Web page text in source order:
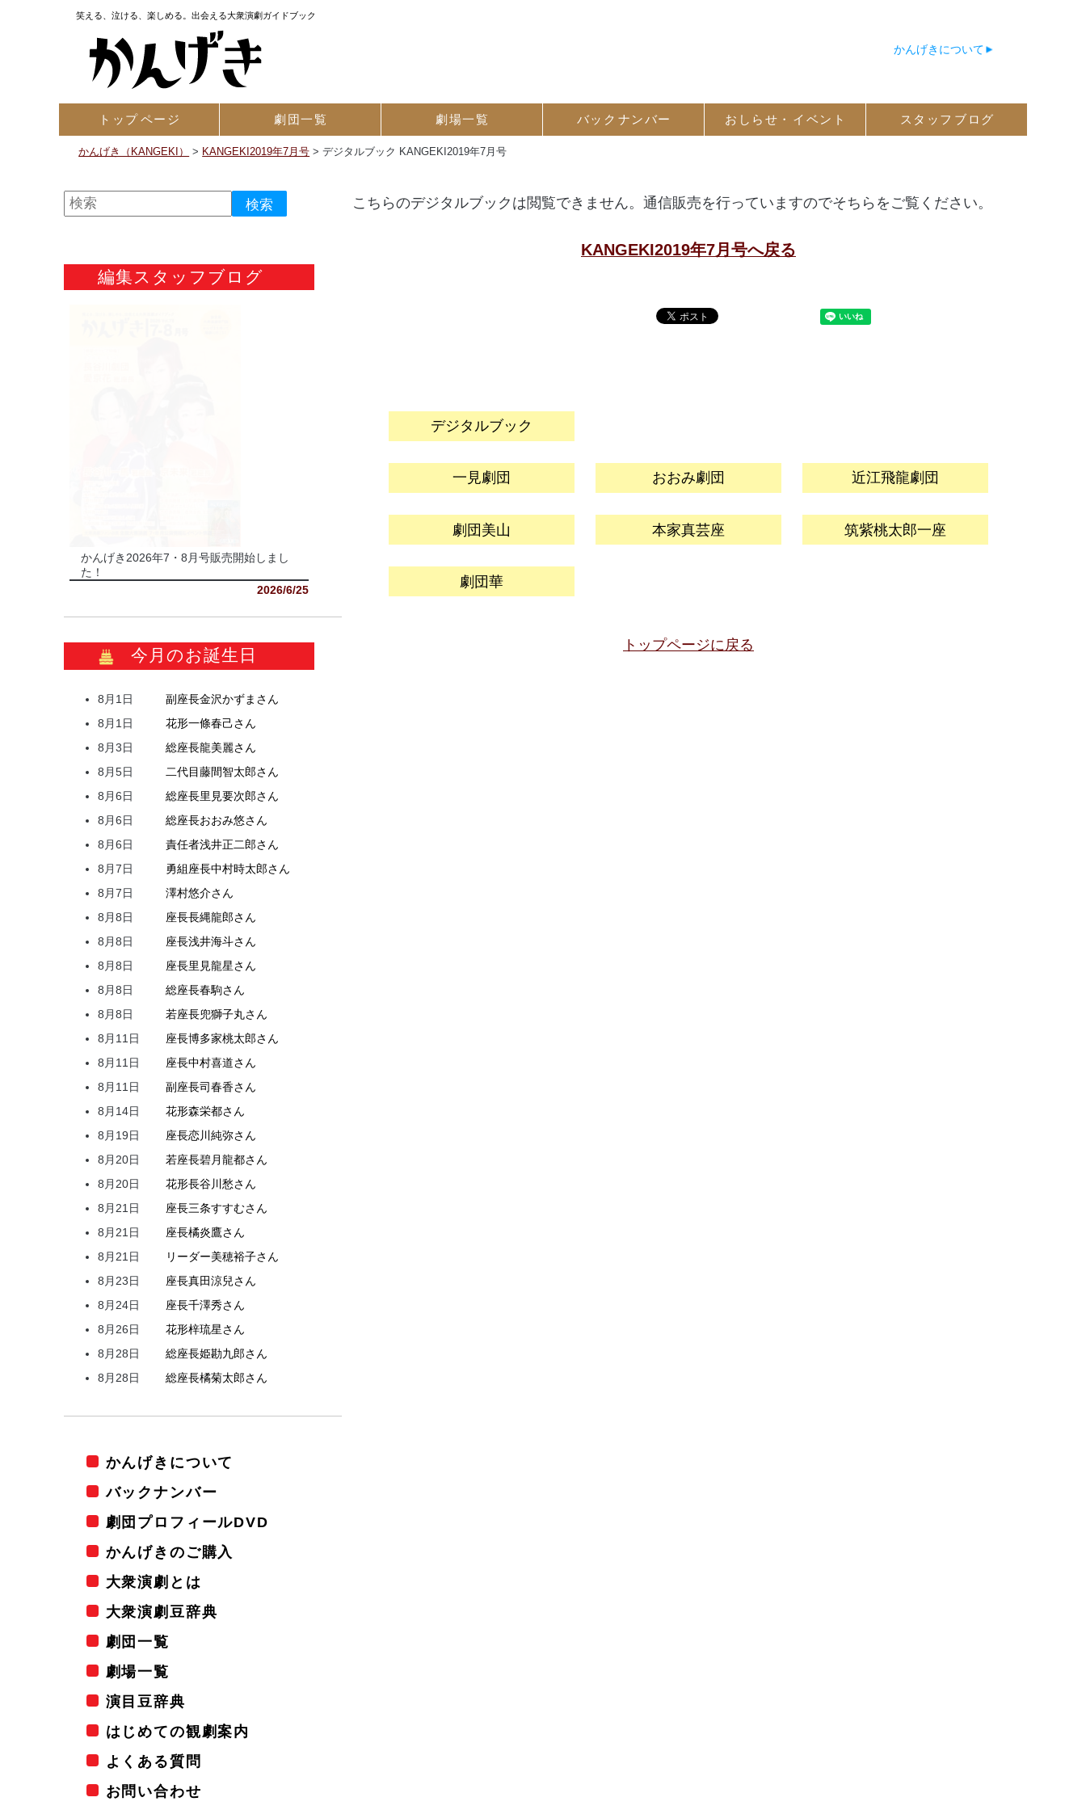
笑える、泣ける、楽しめる。出会える大衆演劇ガイドブック
かんげきについて
トップページ 劇団一覧 劇場一覧 バック ナンバー おしらせ・ イベント スタッフ ブログ
かんげき（KANGEKI） > KANGEKI2019年7月号 >デジタルブック KANGEKI2019年7月号
こちらのデジタルブックは閲覧できません。通信販売を行っていますのでそちらをご覧ください。
KANGEKI2019年7月号へ戻る
デジタルブック
一見劇団 おおみ劇団 近江飛龍劇団
劇団美山 本家真芸座 筑紫桃太郎一座
劇団華
トップページに戻る
編集スタッフブログ
かんげき2026年7・8月号販売開始しまし
た！
2026/6/25
今月のお誕生日
8月1日 副座長金沢かずま さん
8月1日
花形一條春己さん
8月3日
総座長龍美麗さん
8月5日
二代目藤間智太郎さん
8月6日
総座長里見要次郎さん
8月6日
総座長おおみ悠さん
8月6日
責任者浅井正二郎さん
8月7日
勇組座長中村時太郎さん
8月7日
澤村悠介さん
8月8日
座長長縄龍郎さん
8月8日
座長浅井海斗さん
8月8日
座長里見龍星さん
8月8日
総座長春駒さん
8月8日
若座長兜獅子丸さん
8月11日
座長博多家桃太郎さん
8月11日
座長中村喜道さん
8月11日
副座長司春香さん
8月14日
花形森栄都さん
8月19日
座長恋川 純弥さん
8月20日
若座長碧月龍都さん
8月20日
花形長谷川 愁さん
8月21日
座長三条すすむさん
8月21日
座長橘炎鷹さん
8月21日
リーダー美穂裕子さん
8月23日
座長真田涼兒さん
8月24日
座長千澤秀さん
8月26日
花形梓琉星さん
8月28日
総座長姫勘九郎さん
8月28日
総座長橘菊太郎さん
かんげきについて
バックナンバー
劇団プロフィールDVD
かんげきのご購入
大衆演劇とは
大衆演劇豆辞典
劇団一覧
劇場一覧
演目豆辞典
はじめての観劇案内
よくある質問
お問い合わせ